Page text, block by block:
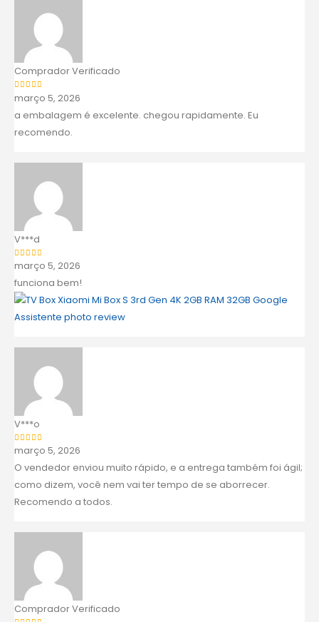
Comprador Verificado
Avaliação 5de 5
março 5, 2026
a embalagem é excelente. chegou rapidamente. Eu
recomendo.
V***d
Avaliação 5de 5
março 5, 2026
funciona bem!
V***o
Avaliação 5de 5
março 5, 2026
O vendedor enviou muito rápido, e a entrega também foi ágil;
como dizem, você nem vai ter tempo de se aborrecer.
Recomendo a todos.
Comprador Verificado